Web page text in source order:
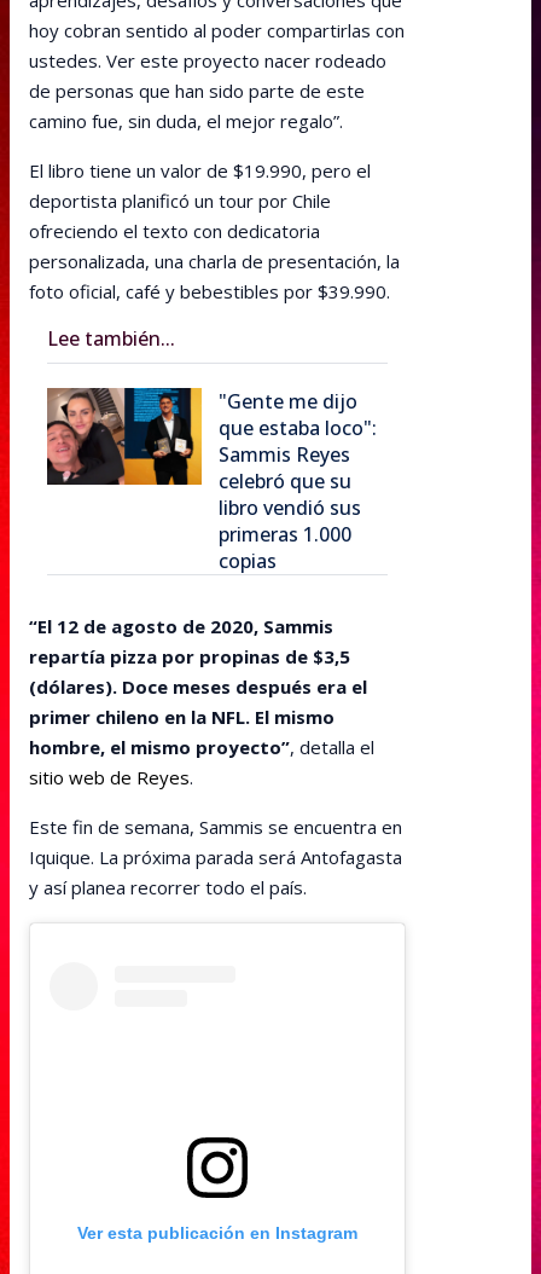
hoy cobran sentido al poder compartirlas con
ustedes. Ver este proyecto nacer rodeado
de personas que han sido parte de este
camino fue, sin duda, el mejor regalo”.
El libro tiene un valor de $19.990, pero el
deportista planificó un tour por Chile
ofreciendo el texto con dedicatoria
personalizada, una charla de presentación, la
foto oficial, café y bebestibles por $39.990.
Lee también...
"Gente me dijo
que estaba loco":
Sammis Reyes
celebró que su
libro vendió sus
primeras 1.000
copias
“El 12 de agosto de 2020, Sammis
repartía pizza por propinas de $3,5
(dólares). Doce meses después era el
primer chileno en la NFL. El mismo
hombre, el mismo proyecto”, detalla el
sitio web de Reyes.
Este fin de semana, Sammis se encuentra en
Iquique. La próxima parada será Antofagasta
y así planea recorrer todo el país.
Ver esta publicación en Instagram